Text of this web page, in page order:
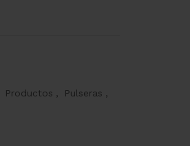
Productos Pulseras